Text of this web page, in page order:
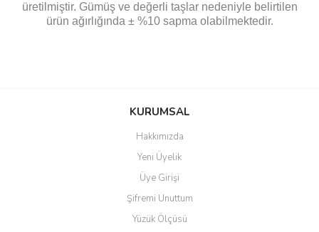
üretilmiştir. Gümüş ve değerli taşlar nedeniyle belirtilen
ürün ağırlığında ± %10 sapma olabilmektedir.
Bu ürüne ilk yorumu siz yapın!
Yorum Yaz
Ürün resmi kalitesiz, bozuk veya görüntülenemiyor.
Ürün açıklamasında eksik bilgiler bulunuyor.
Ürün bilgilerinde hatalar bulunuyor.
Ürün fiyatı diğer sitelerden daha pahalı.
KURUMSAL
Hakkımızda
Yeni Üyelik
Üye Girişi
Şifremi Unuttum
Yüzük Ölçüsü